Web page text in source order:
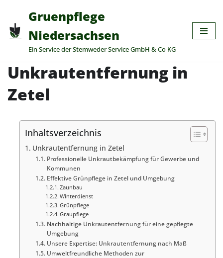
Zum
Inhalt
springen
Gruenpflege
Niedersachsen
Ein Service der Stemweder Service GmbH & Co KG
Unkrautentfernung in
Zetel
Inhaltsverzeichnis
Unkrautentfernung in Zetel
Professionelle Unkrautbekämpfung für Gewerbe und
Kommunen
Effektive Grünpflege in Zetel und Umgebung
Zaunbau
Winterdienst
Grünpflege
Graupflege
Nachhaltige Unkrautentfernung für eine gepflegte
Umgebung
Unsere Expertise: Unkrautentfernung nach Maß
Umweltfreundliche Methoden zur